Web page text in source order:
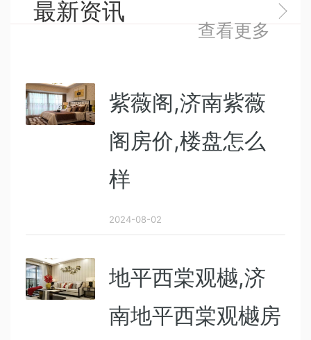
最新资讯
查看更多
紫薇阁,济南紫薇
阁房价,楼盘怎么
样
2024-08-02
地平西棠观樾,济
南地平西棠观樾房